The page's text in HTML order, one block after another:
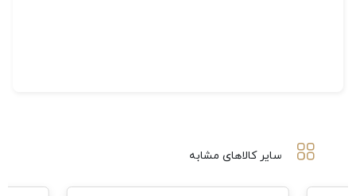
سایر کالاهای مشابه